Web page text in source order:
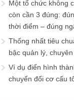
Một tổ chức không
còn cần 3 đúng:
thời điểm – đúng
Thống nhất tiêu
bậc quản lý,
Ví dụ điển hình
chuyển đổi cơ cấu